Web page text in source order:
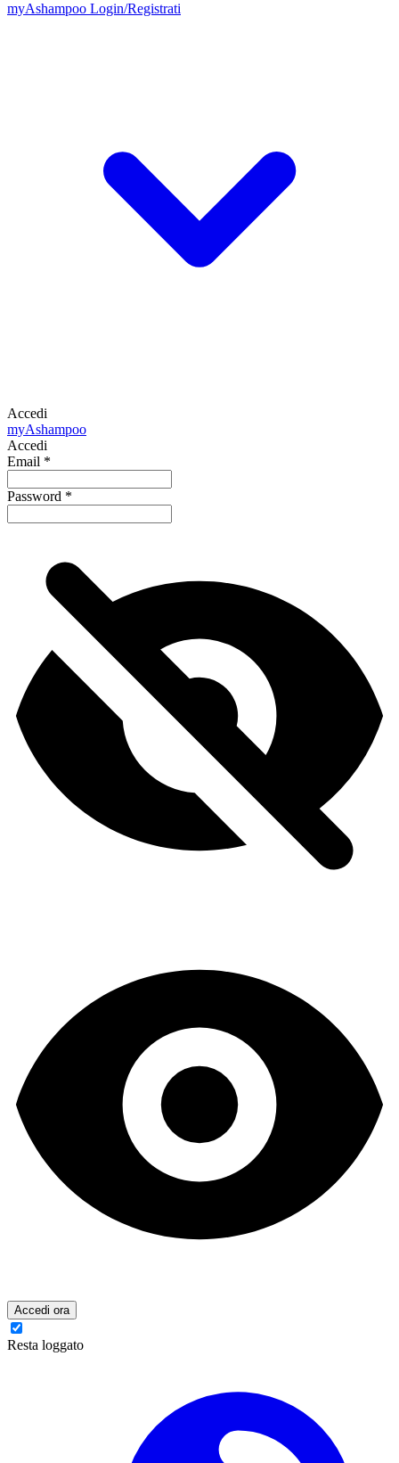
myAshampoo Login/Registrati
Accedi
myAshampoo
Accedi
Email *
Password *
Accedi ora
Resta loggato